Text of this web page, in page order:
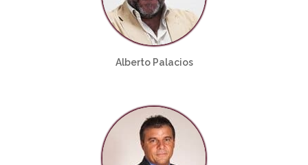
Alberto Palacios